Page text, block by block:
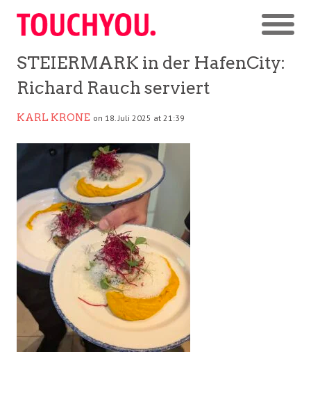
STEIERMARK in der HafenCity:
Richard Rauch serviert
KARL KRONE on 18. Juli 2025 at 21:39